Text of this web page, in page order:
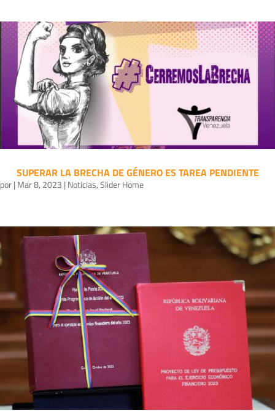
SUPERAR LA BRECHA DE GÉNERO ES TAREA PENDIENTE
por| Mar 8, 2023 | Noticias,Slider Home